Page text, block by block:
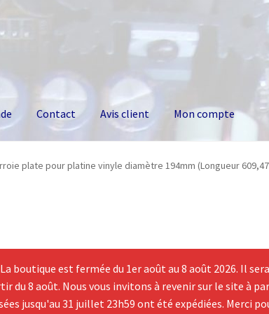
Contact Avis client Mon compte
plate pour platine vinyle diamètre 194mm (Longueur
boutique est fermée du 1er août au 8 août 2026. Il
du 8 août. Nous vous invitons à revenir sur le site à
jusqu'au 31 juillet 23h59 ont été expédiées. Merci